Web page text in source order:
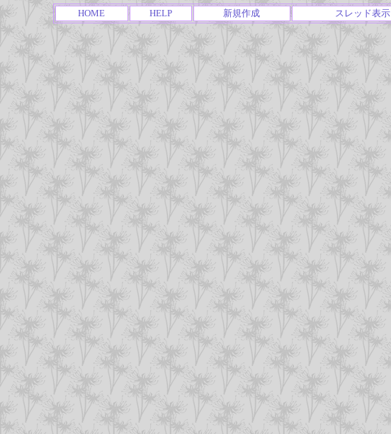
HOME HELP 新規作成 スレッド表示